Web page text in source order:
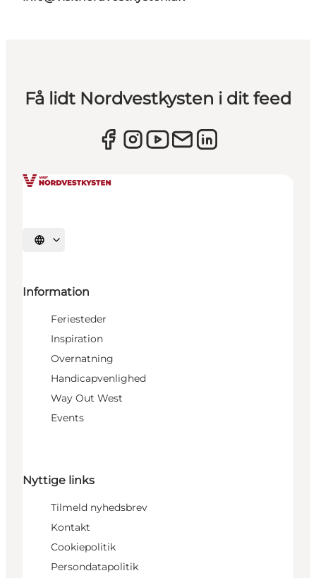
Få lidt Nordvestkysten i dit feed
Vælg sprog
Information
Feriesteder
Inspiration
Overnatning
Handicapvenlighed
Way Out West
Events
Nyttige links
Tilmeld nyhedsbrev
Kontakt
Cookiepolitik
Persondatapolitik